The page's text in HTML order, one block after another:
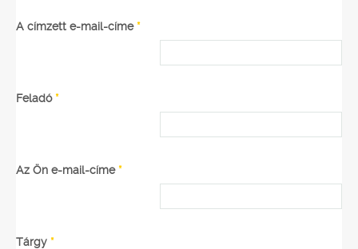
A címzett e-mail-címe*
Feladó*
Az Ön e-mail-címe*
Tárgy *